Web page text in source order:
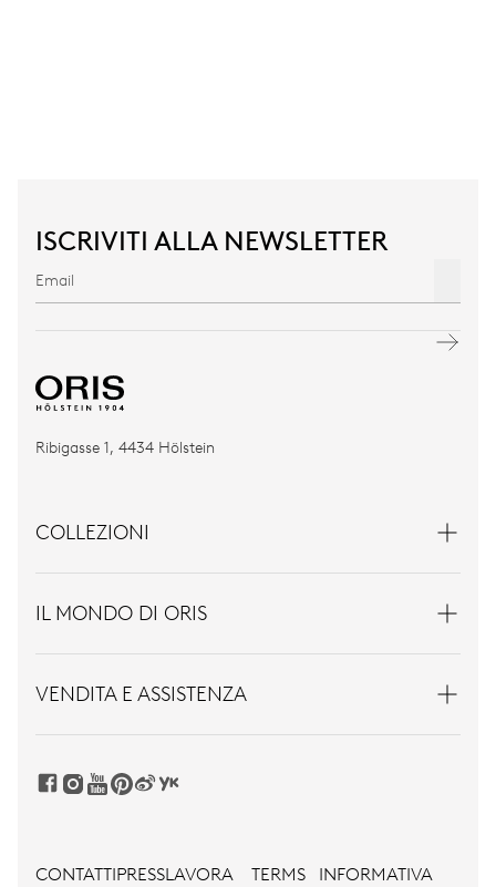
ISCRIVITI ALLA NEWSLETTER
Ribigasse 1, 4434 Hölstein
COLLEZIONI
IL MONDO DI ORIS
VENDITA E ASSISTENZA
CONTATTIPRESSLAVORA TERMS INFORMATIVA